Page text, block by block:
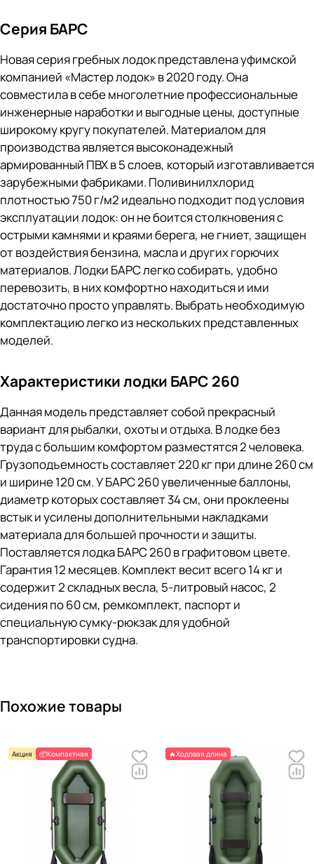
Серия БАРС
Новая серия гребных лодок представлена уфимской
компанией «Мастер лодок» в 2020 году. Она
совместила в себе многолетние профессиональные
инженерные наработки и выгодные цены, доступные
широкому кругу покупателей. Материалом для
производства является высоконадежный
армированный ПВХ в 5 слоев, который изготавливается
зарубежными фабриками. Поливинилхлорид
плотностью 750 г/м2 идеально подходит под условия
эксплуатации лодок: он не боится столкновения с
острыми камнями и краями берега, не гниет, защищен
от воздействия бензина, масла и других горючих
материалов. Лодки БАРС легко собирать, удобно
перевозить, в них комфортно находиться и ими
достаточно просто управлять. Выбрать необходимую
комплектацию легко из нескольких представленных
моделей.
Характеристики лодки БАРС 260
Данная модель представляет собой прекрасный
вариант для рыбалки, охоты и отдыха. В лодке без
труда с большим комфортом разместятся 2 человека.
Грузоподъемность составляет 220 кг при длине 260 см
и ширине 120 см. У БАРС 260 увеличенные баллоны,
диаметр которых составляет 34 см, они проклеены
встык и усилены дополнительными накладками
материала для большей прочности и защиты.
Поставляется лодка БАРС 260 в графитовом цвете.
Гарантия 12 месяцев. Комплект весит всего 14 кг и
содержит 2 складных весла, 5-литровый насос, 2
сидения по 60 см, ремкомплект, паспорт и
специальную сумку-рюкзак для удобной
транспортировки судна.
Похожие товары
Акция 📦Компактная 🔥Ходовая длина